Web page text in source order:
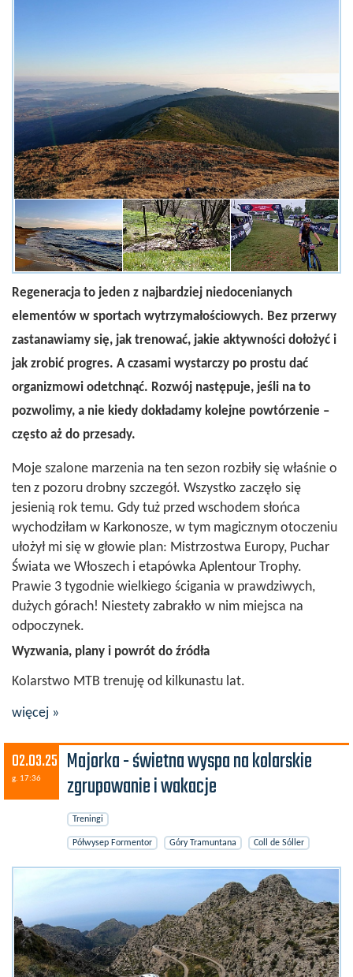
Regeneracja to jeden z najbardziej niedocenianych
elementów w sportach wytrzymałościowych. Bez przerwy
zastanawiamy się, jak trenować, jakie aktywności dołożyć i
jak zrobić progres. A czasami wystarczy po prostu dać
organizmowi odetchnąć. Rozwój następuje, jeśli na to
pozwolimy, a nie kiedy dokładamy kolejne powtórzenie –
często aż do przesady.
Moje szalone marzenia na ten sezon rozbiły się właśnie o
ten z pozoru drobny szczegół. Wszystko zaczęło się
jesienią rok temu. Gdy tuż przed wschodem słońca
wychodziłam w Karkonosze, w tym magicznym otoczeniu
ułożył mi się w głowie plan: Mistrzostwa Europy, Puchar
Świata we Włoszech i etapówka Aplentour Trophy.
Prawie 3 tygodnie wielkiego ścigania w prawdziwych,
dużych górach! Niestety zabrakło w nim miejsca na
odpoczynek.
Wyzwania, plany i powrót do źródła
Kolarstwo MTB trenuję od kilkunastu lat.
więcej »
02.03.25
g. 17:36
Majorka - świetna wyspa na kolarskie
zgrupowanie i wakacje
Treningi
Półwysep Formentor Góry Tramuntana Coll de Sóller